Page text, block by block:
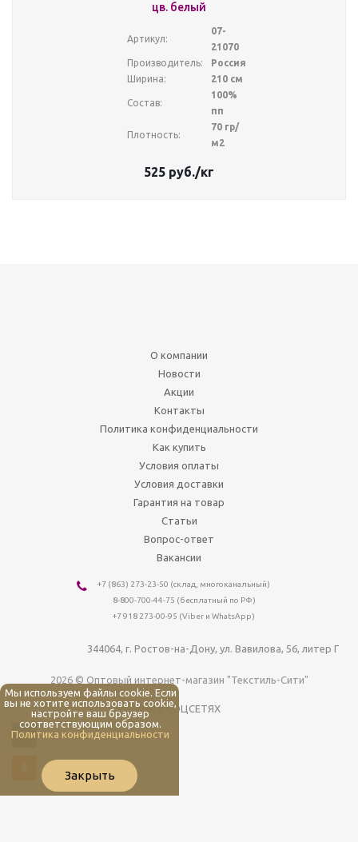
цв. белый
Артикул:
07-
21070
Производитель:
Россия
Ширина:
210 см
Состав:
100%
пп
Плотность:
70 гр/
м2
525 руб./кг
О компании
Новости
Акции
Контакты
Политика конфиденциальности
Как купить
Условия оплаты
Условия доставки
Гарантия на товар
Статьи
Вопрос-ответ
Вакансии
+7 (863) 273-23-50 (склад, многоканальный)
8-800-700-44-75 (бесплатный по РФ)
+7 918 273-00-95 (Viber и WhatsApp)
344064, г. Ростов-на-Дону, ул. Вавилова, 56, литер Г
2026 © Оптовый интернет-магазин "Текстиль-Сити"
МЫ В СОЦСЕТЯХ
Мы используем файлы cookie. Если
вы не хотите использовать cookie,
настройте ваш браузер
соответствующим образом.
Политика конфиденциальности
Закрыть